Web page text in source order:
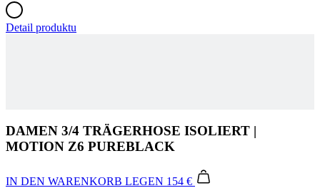
Detail produktu
DAMEN 3/4 TRÄGERHOSE ISOLIERT |
MOTION Z6 PUREBLACK
IN DEN WARENKORB LEGEN 154 €